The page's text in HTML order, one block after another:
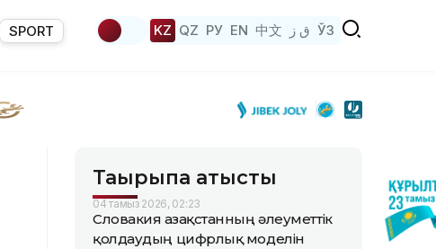
SPORT KZ QZ РУ EN 中文 ق ز ЎЗ
Тақырыпқа қатысты
04 тамыз 2026, 02:23
Словакия Қазақстанның әлеуметтік
қолдаудың цифрлық моделін